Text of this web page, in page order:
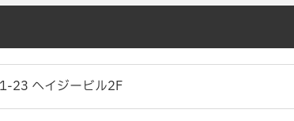
23 ヘイジービル2F